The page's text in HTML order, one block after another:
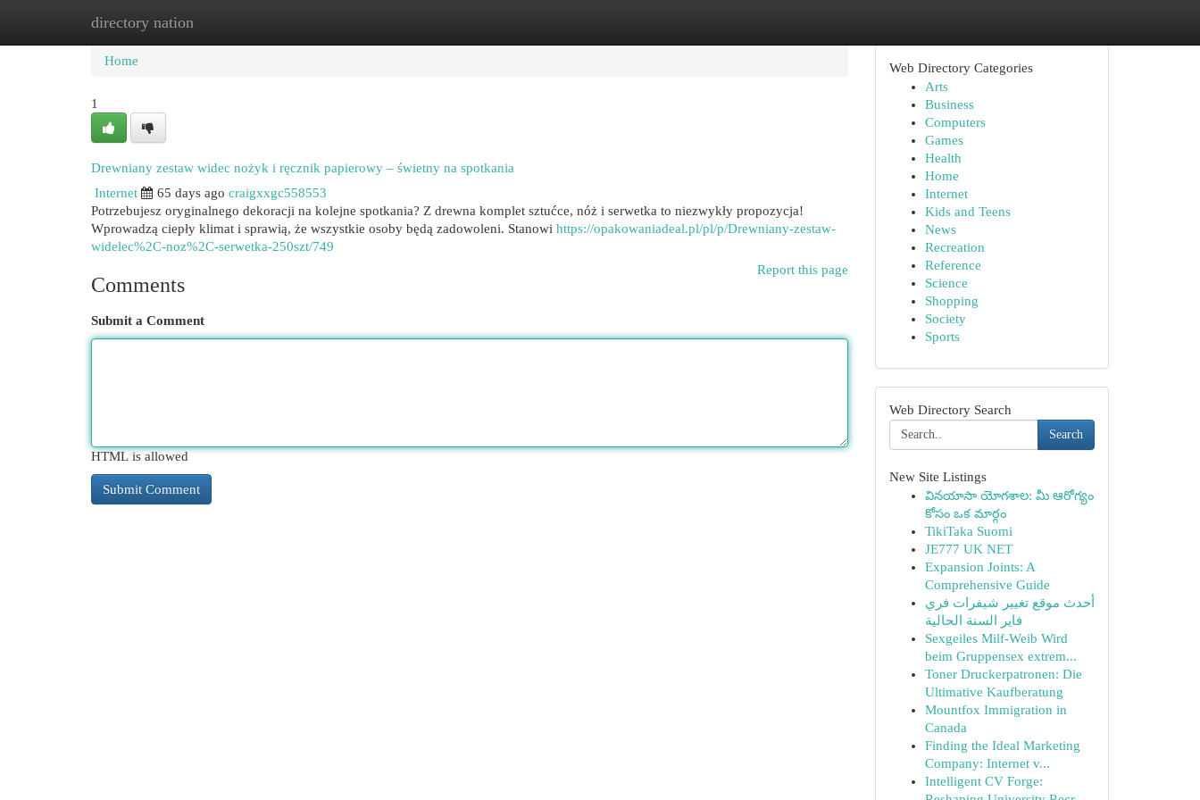
directory nation
Home New Site Listings
Home
1
Drewniany zestaw widec nożyk i ręcznik papierowy – świetny na spotkania
Internet
65 days ago craigxxgc558553
Potrzebujesz oryginalnego dekoracji na kolejne spotkania? Z drewna komplet sztućce, nóż i serwetka to niezwykły propozycja!
Wprowadzą ciepły klimat i sprawią, że wszystkie osoby będą zadowoleni. Stanowi https://opakowaniadeal.pl/pl/p/Drewniany-zestaw-
widelec%2C-noz%2C-serwetka-250szt/749
Report this page
Comments
Submit a Comment
HTML is allowed
Web Directory Categories
Arts
Business
Computers
Games
Health
Home
Internet
Kids and Teens
News
Recreation
Reference
Science
Shopping
Society
Sports
Web Directory Search
Search
New Site Listings
వినయాసా యోగశాల: మీ ఆరోగ్యం
కోసం ఒక మార్గం
TikiTaka Suomi
JE777 UK NET
Expansion Joints: A
Comprehensive Guide
أحدث موقع تغيير شيفرات فري
فاير السنة الحالية
Sexgeiles Milf-Weib Wird
beim Gruppensex extrem...
Toner Druckerpatronen: Die
Ultimative Kaufberatung
Mountfox Immigration in
Canada
Finding the Ideal Marketing
Company: Internet v...
Intelligent CV Forge: